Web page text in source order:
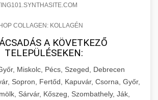
COLLAGEN: KOLLAGÉN
A KÖVETKEZŐ
TELEPÜLÉSEKEN:
Miskolc, Pécs, Szeged, Debrecen
Sopron, Fertőd, Kapuvár, Csorna, Győr,
Sárvár, Kőszeg, Szombathely, Ják,